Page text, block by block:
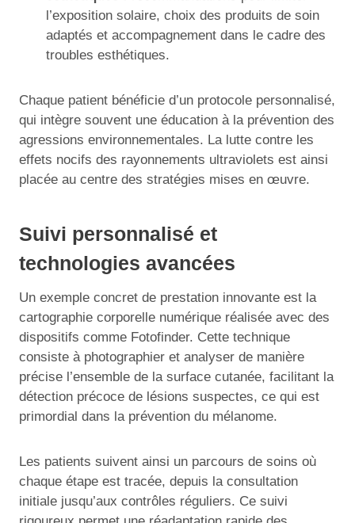
l’exposition solaire, choix des produits de soin
adaptés et accompagnement dans le cadre des
troubles esthétiques.
Chaque patient bénéficie d’un protocole personnalisé,
qui intègre souvent une éducation à la prévention des
agressions environnementales. La lutte contre les
effets nocifs des rayonnements ultraviolets est ainsi
placée au centre des stratégies mises en œuvre.
Suivi personnalisé et
technologies avancées
Un exemple concret de prestation innovante est la
cartographie corporelle numérique réalisée avec des
dispositifs comme Fotofinder. Cette technique
consiste à photographier et analyser de manière
précise l’ensemble de la surface cutanée, facilitant la
détection précoce de lésions suspectes, ce qui est
primordial dans la prévention du mélanome.
Les patients suivent ainsi un parcours de soins où
chaque étape est tracée, depuis la consultation
initiale jusqu’aux contrôles réguliers. Ce suivi